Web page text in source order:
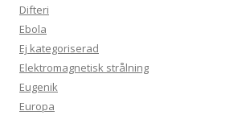
Difteri
Ebola
Ej kategoriserad
Elektromagnetisk strålning
Eugenik
Europa